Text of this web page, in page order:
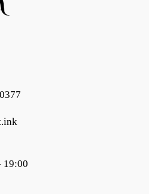
19:00